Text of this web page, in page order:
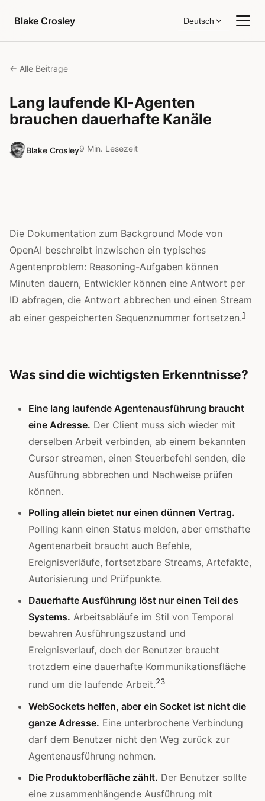
Blake Crosley
Deutsch
← Alle Beitrage
Lang laufende KI-Agenten
brauchen dauerhafte Kanäle
Blake Crosley9 Min. Lesezeit
Die Dokumentation zum Background Mode von
OpenAI beschreibt inzwischen ein typisches
Agentenproblem: Reasoning-Aufgaben können
Minuten dauern, Entwickler können eine Antwort per
ID abfragen, die Antwort abbrechen und einen Stream
ab einer gespeicherten Sequenznummer fortsetzen.1
Was sind die wichtigsten Erkenntnisse?
Eine lang laufende Agentenausführung braucht
eine Adresse. Der Client muss sich wieder mit
derselben Arbeit verbinden, ab einem bekannten
Cursor streamen, einen Steuerbefehl senden, die
Ausführung abbrechen und Nachweise prüfen
können.
Polling allein bietet nur einen dünnen Vertrag.
Polling kann einen Status melden, aber ernsthafte
Agentenarbeit braucht auch Befehle,
Ereignisverläufe, fortsetzbare Streams, Artefakte,
Autorisierung und Prüfpunkte.
Dauerhafte Ausführung löst nur einen Teil des
Systems. Arbeitsabläufe im Stil von Temporal
bewahren Ausführungszustand und
Ereignisverlauf, doch der Benutzer braucht
trotzdem eine dauerhafte Kommunikationsfläche
rund um die laufende Arbeit.23
WebSockets helfen, aber ein Socket ist nicht die
ganze Adresse. Eine unterbrochene Verbindung
darf dem Benutzer nicht den Weg zurück zur
Agentenausführung nehmen.
Die Produktoberfläche zählt. Der Benutzer sollte
eine zusammenhängende Ausführung mit